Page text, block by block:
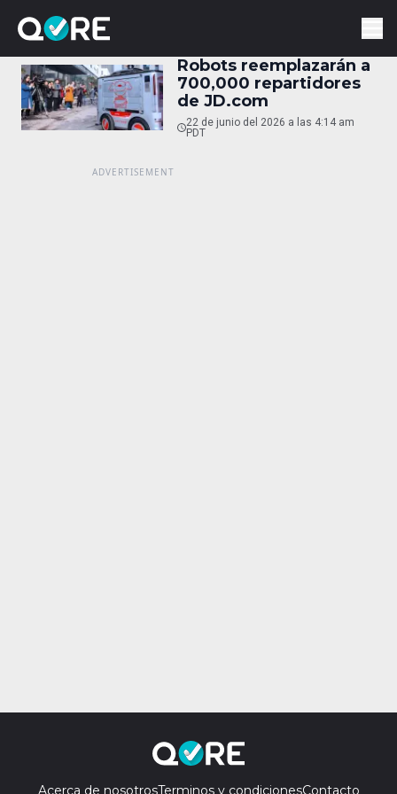
Robots reemplazarán a
700,000 repartidores
de JD.com
22 de junio del 2026 a las 4:14 am
PDT
Acerca de nosotrosTerminos y condicionesContacto